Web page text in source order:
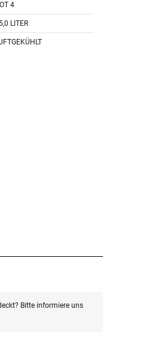
4
LITER
Bitte informiere uns